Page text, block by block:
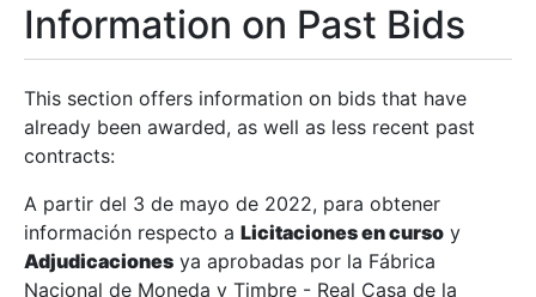
Show/Hide
Show/Hide
Information on Past Bids
This section offers information on bids that have
already been awarded, as well as less recent past
contracts:
A partir del 3 de mayo de 2022, para obtener
información respecto a Licitaciones en curso y
Adjudicaciones ya aprobadas por la Fábrica
Nacional de Moneda y Timbre - Real Casa de la